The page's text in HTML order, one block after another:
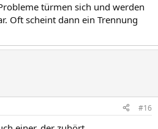
türmen sich und werden
Oft scheint dann ein Trennung
#16